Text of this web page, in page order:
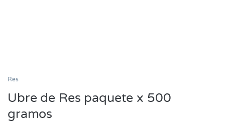
Res
Ubre de Res paquete x 500
gramos